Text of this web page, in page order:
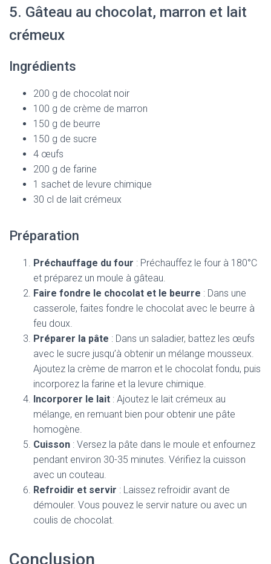
5. Gâteau au chocolat, marron et lait
crémeux
Ingrédients
200 g de chocolat noir
100 g de crème de marron
150 g de beurre
150 g de sucre
4 œufs
200 g de farine
1 sachet de levure chimique
30 cl de lait crémeux
Préparation
Préchauffage du four : Préchauffez le four à 180°C
et préparez un moule à gâteau.
Faire fondre le chocolat et le beurre : Dans une
casserole, faites fondre le chocolat avec le beurre à
feu doux.
Préparer la pâte : Dans un saladier, battez les œufs
avec le sucre jusqu’à obtenir un mélange mousseux.
Ajoutez la crème de marron et le chocolat fondu, puis
incorporez la farine et la levure chimique.
Incorporer le lait : Ajoutez le lait crémeux au
mélange, en remuant bien pour obtenir une pâte
homogène.
Cuisson : Versez la pâte dans le moule et enfournez
pendant environ 30-35 minutes. Vérifiez la cuisson
avec un couteau.
Refroidir et servir : Laissez refroidir avant de
démouler. Vous pouvez le servir nature ou avec un
coulis de chocolat.
Conclusion